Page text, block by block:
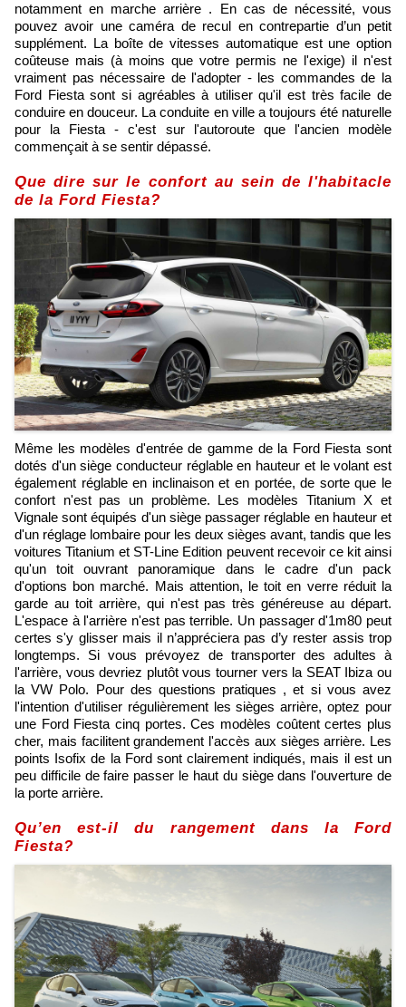
notamment en marche arrière . En cas de nécessité, vous
pouvez avoir une caméra de recul en contrepartie d’un petit
supplément. La boîte de vitesses automatique est une option
coûteuse mais (à moins que votre permis ne l'exige) il n'est
vraiment pas nécessaire de l'adopter - les commandes de la
Ford Fiesta sont si agréables à utiliser qu'il est très facile de
conduire en douceur. La conduite en ville a toujours été naturelle
pour la Fiesta - c'est sur l'autoroute que l'ancien modèle
commençait à se sentir dépassé.
Que dire sur le confort au sein de l'habitacle
de la Ford Fiesta?
Même les modèles d'entrée de gamme de la Ford Fiesta sont
dotés d'un siège conducteur réglable en hauteur et le volant est
également réglable en inclinaison et en portée, de sorte que le
confort n'est pas un problème. Les modèles Titanium X et
Vignale sont équipés d'un siège passager réglable en hauteur et
d'un réglage lombaire pour les deux sièges avant, tandis que les
voitures Titanium et ST-Line Edition peuvent recevoir ce kit ainsi
qu'un toit ouvrant panoramique dans le cadre d'un pack
d'options bon marché. Mais attention, le toit en verre réduit la
garde au toit arrière, qui n'est pas très généreuse au départ.
L'espace à l'arrière n'est pas terrible. Un passager d'1m80 peut
certes s'y glisser mais il n’appréciera pas d’y rester assis trop
longtemps. Si vous prévoyez de transporter des adultes à
l'arrière, vous devriez plutôt vous tourner vers la SEAT Ibiza ou
la VW Polo. Pour des questions pratiques , et si vous avez
l'intention d'utiliser régulièrement les sièges arrière, optez pour
une Ford Fiesta cinq portes. Ces modèles coûtent certes plus
cher, mais facilitent grandement l'accès aux sièges arrière. Les
points Isofix de la Ford sont clairement indiqués, mais il est un
peu difficile de faire passer le haut du siège dans l'ouverture de
la porte arrière.
Qu’en est-il du rangement dans la Ford
Fiesta?